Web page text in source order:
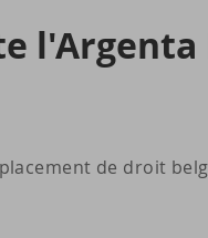
l'Ar­gen­ta
de droit